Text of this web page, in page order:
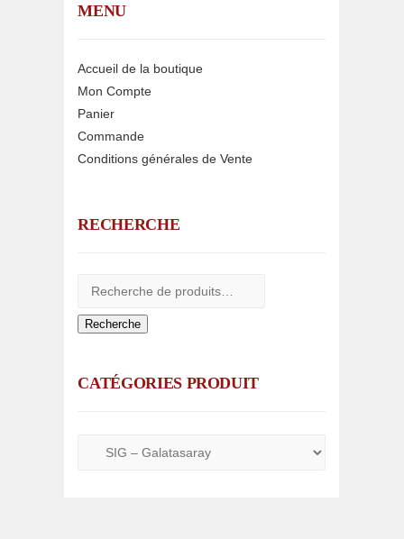
MENU
Accueil de la boutique
Mon Compte
Panier
Commande
Conditions générales de Vente
RECHERCHE
Recherche
CATÉGORIES PRODUIT